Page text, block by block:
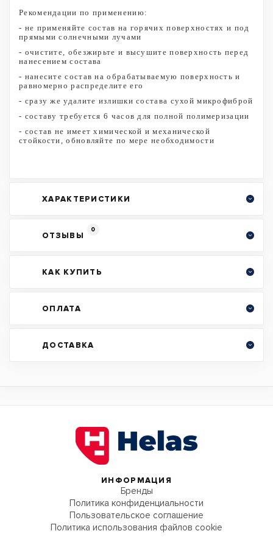
Рекомендации по применению:
- не применяйте состав на горячих поверхностях и под
прямыми солнечными лучами
- очистите, обезжирьте и высушите поверхность перед
нанесением состава
- нанесите состав на обрабатываемую поверхность и
равномерно распределите его
- сразу же удалите излишки состава сухой микрофиброй
- составу требуется 6 часов для полной полимеризации
- состав не имеет химической и механической
стойкости, обновляйте по мере необходимости
ХАРАКТЕРИСТИКИ
ОТЗЫВЫ
0
КАК КУПИТЬ
ОПЛАТА
ДОСТАВКА
ИНФОРМАЦИЯ
Бренды
Политика конфиденциальности
Пользовательское соглашение
Политика использования файлов cookie